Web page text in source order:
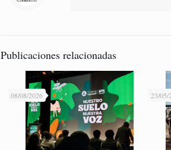
Publicaciones relacionadas
08/08/2026 23/05/